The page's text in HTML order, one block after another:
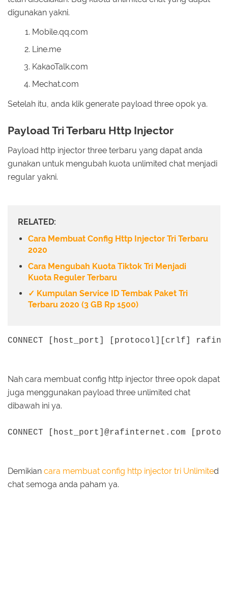
digunakan yakni.
Mobile.qq.com
Line.me
KakaoTalk.com
Mechat.com
Setelah itu, anda klik generate payload three opok ya.
Payload Tri Terbaru Http Injector
Payload http injector three terbaru yang dapat anda
gunakan untuk mengubah kuota unlimited chat menjadi
regular yakni.
RELATED:
Cara Membuat Config Http Injector Tri Terbaru
2020
Cara Mengubah Kuota Tiktok Tri Menjadi
Kuota Reguler Terbaru
✓ Kumpulan Service ID Tembak Paket Tri
Terbaru 2020 (3 GB Rp 1500)
CONNECT [host_port] [protocol][crlf]
Nah cara membuat config http injector three opok dapat
juga menggunakan payload three unlimited chat
dibawah ini ya.
Demikian cara membuat config http injector tri Unlimited
chat semoga anda paham ya.